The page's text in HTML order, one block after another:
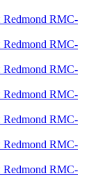
Redmond RMC-
Redmond RMC-
Redmond RMC-
Redmond RMC-
Redmond RMC-
Redmond RMC-
Redmond RMC-